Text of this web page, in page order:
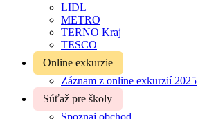
LIDL
METRO
TERNO Kraj
TESCO
Online exkurzie
Záznam z online exkurzií 2025
Súťaž pre školy
Spoznaj obchod